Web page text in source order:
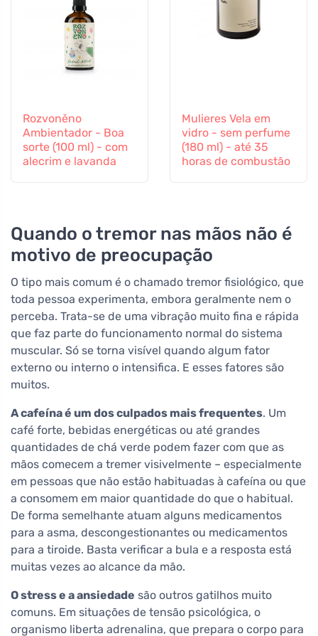
Rozvoněno
Ambientador - Boa
sorte (100 ml) - com
alecrim e lavanda
Mulieres Vela em
vidro - sem perfume
(180 ml) - até 35
horas de combustão
Quando o tremor nas mãos não é
motivo de preocupação
O tipo mais comum é o chamado tremor fisiológico, que
toda pessoa experimenta, embora geralmente nem o
perceba. Trata-se de uma vibração muito fina e rápida
que faz parte do funcionamento normal do sistema
muscular. Só se torna visível quando algum fator
externo ou interno o intensifica. E esses fatores são
muitos.
A cafeína é um dos culpados mais frequentes. Um
café forte, bebidas energéticas ou até grandes
quantidades de chá verde podem fazer com que as
mãos comecem a tremer visivelmente – especialmente
em pessoas que não estão habituadas à cafeína ou que
a consomem em maior quantidade do que o habitual.
De forma semelhante atuam alguns medicamentos
para a asma, descongestionantes ou medicamentos
para a tiroide. Basta verificar a bula e a resposta está
muitas vezes ao alcance da mão.
O stress e a ansiedade são outros gatilhos muito
comuns. Em situações de tensão psicológica, o
organismo liberta adrenalina, que prepara o corpo para